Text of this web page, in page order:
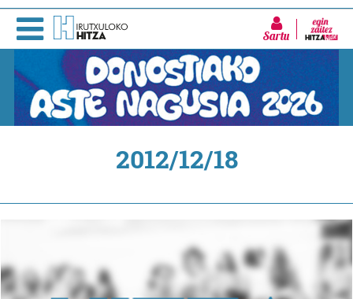
Sartu
2012/12/18